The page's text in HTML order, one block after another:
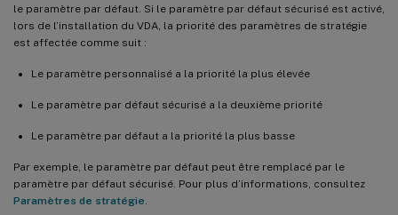
le paramètre par défaut. Si le paramètre par défaut sécurisé est activé,
lors de l’installation du VDA, la priorité des paramètres de stratégie
est affectée comme suit :
Le paramètre personnalisé a la priorité la plus élevée
Le paramètre par défaut sécurisé a la deuxième priorité
Le paramètre par défaut a la priorité la plus basse
Par exemple, le paramètre par défaut peut être remplacé par le
paramètre par défaut sécurisé. Pour plus d’informations, consultez
Paramètres de stratégie